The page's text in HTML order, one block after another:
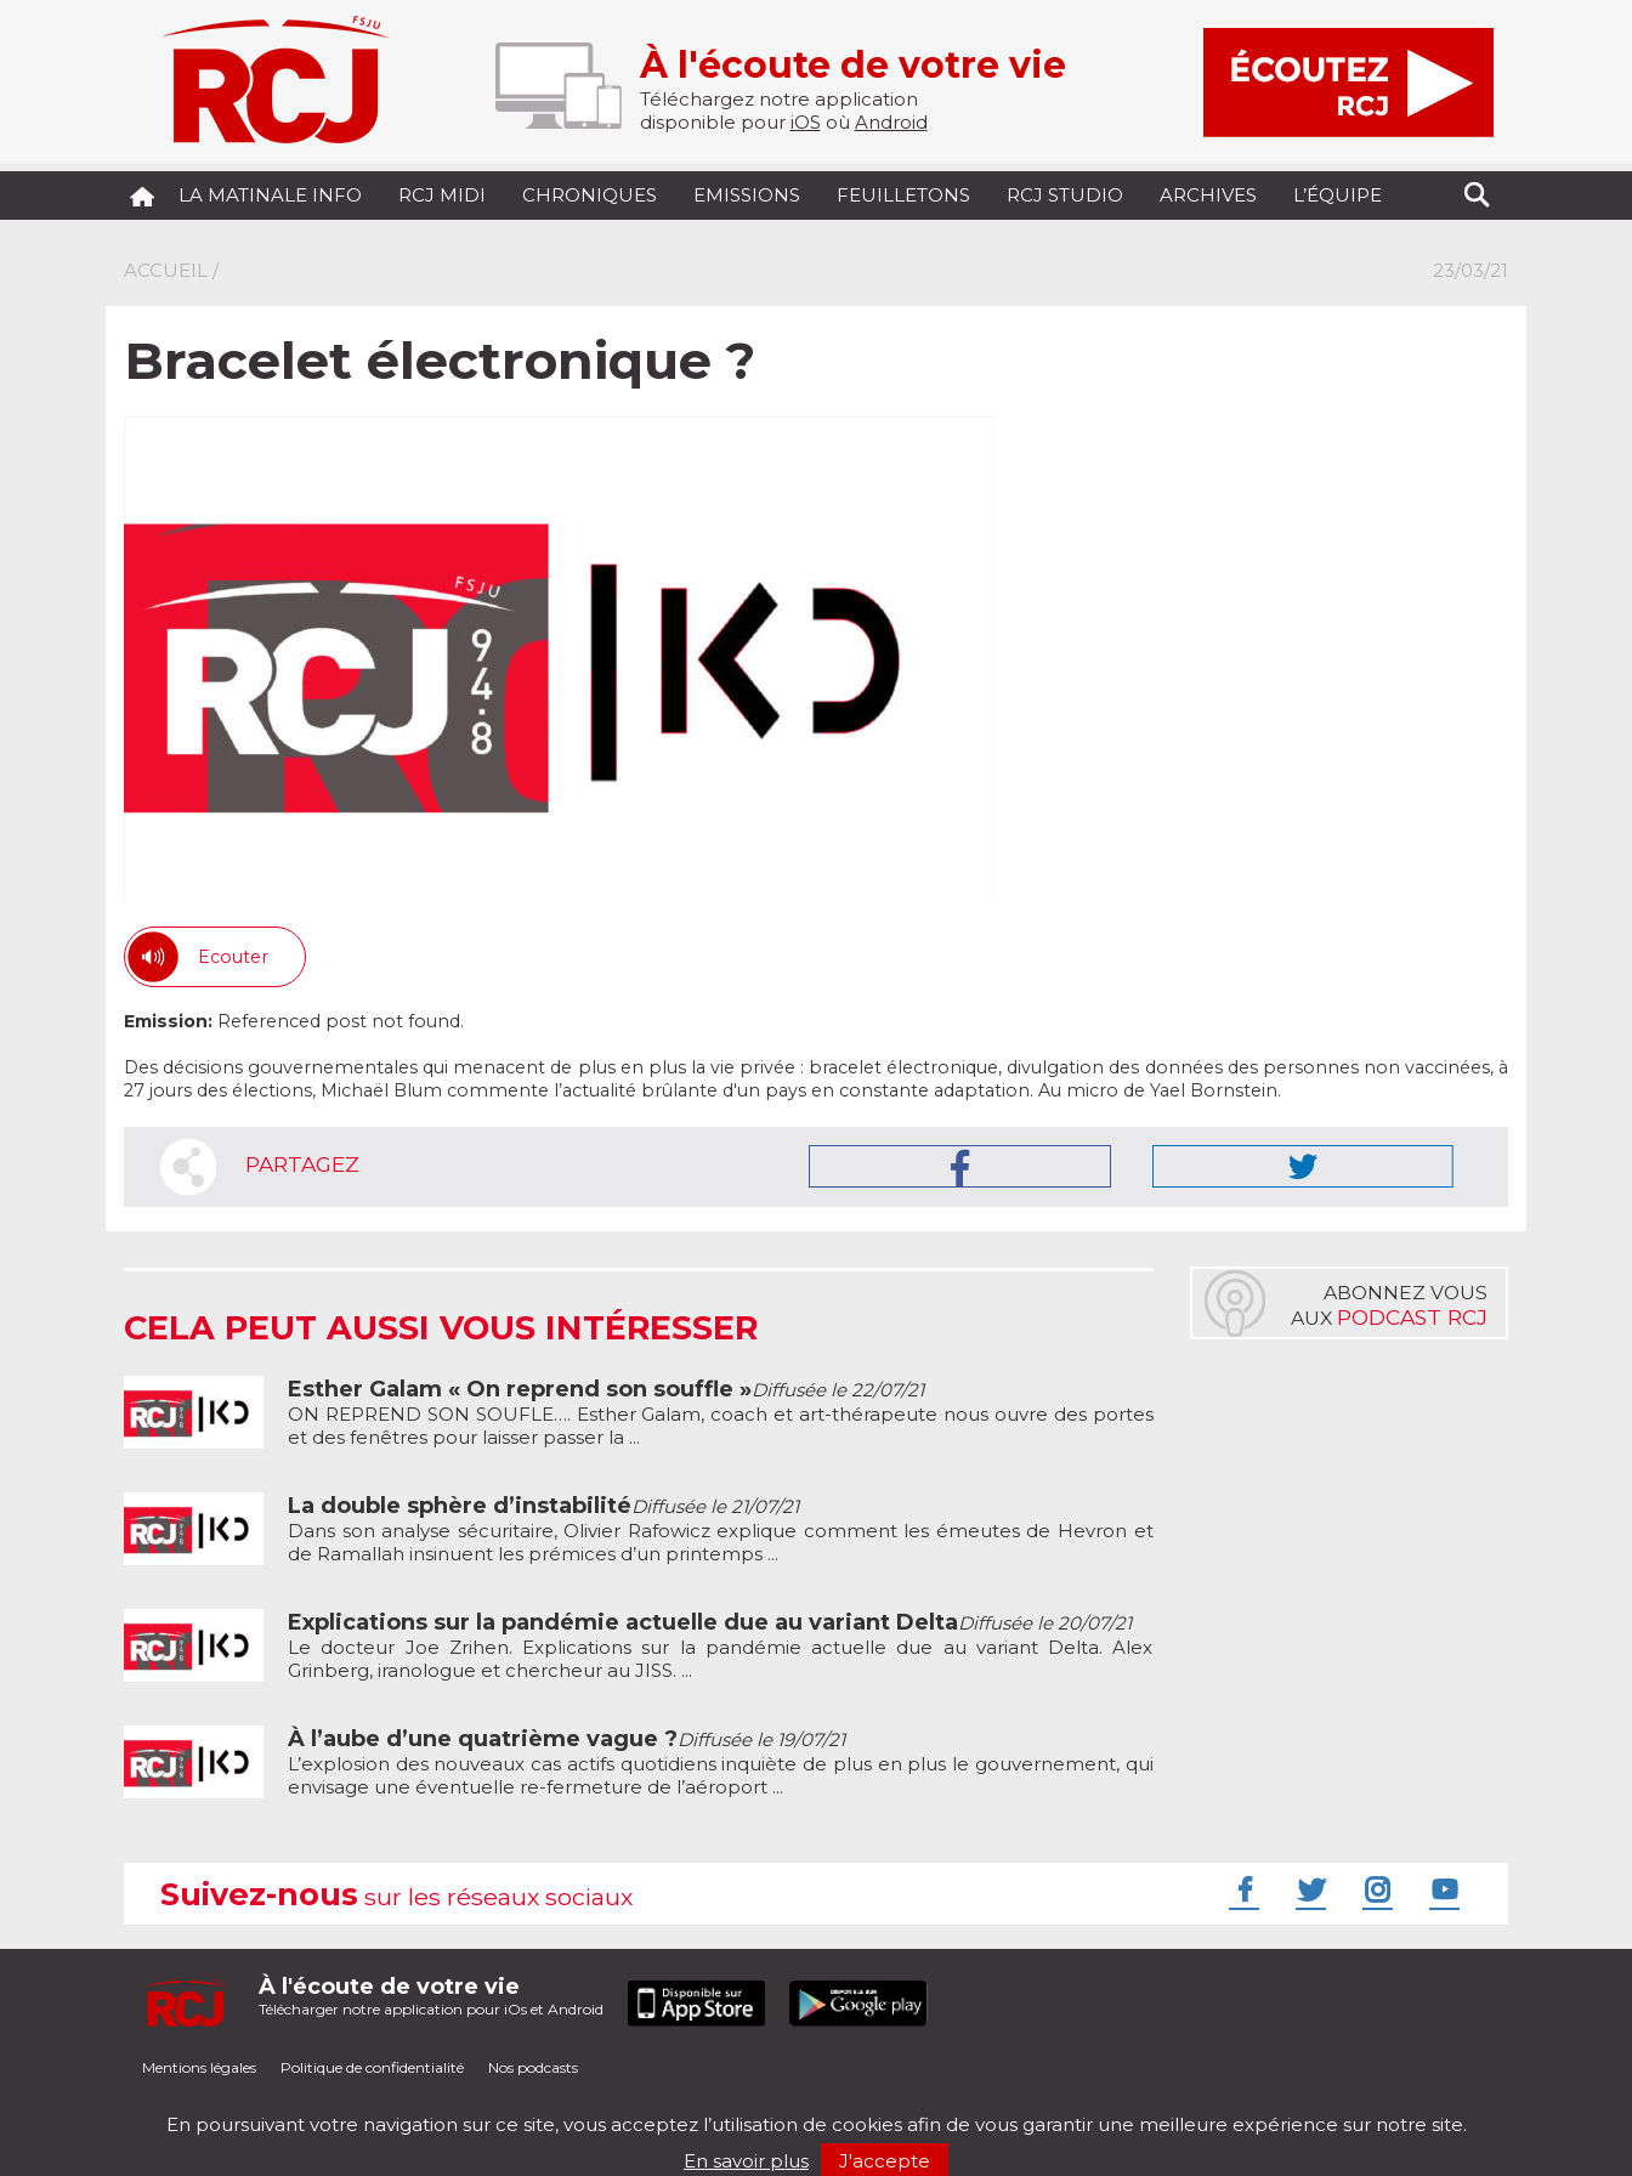
À l'écoute de votre vie
Téléchargez notre application
disponible pour iOS où Android
LA MATINALE INFO RCJ MIDI CHRONIQUES EMISSIONS FEUILLETONS RCJ STUDIO ARCHIVES L’ÉQUIPE
ACCUEIL / 23/03/21
Bracelet électronique ?
Ecouter
Emission: Referenced post not found.
Des décisions gouvernementales qui menacent de plus en plus la vie privée : bracelet électronique, divulgation des données des personnes non vaccinées, à
27 jours des élections, Michaël Blum commente l’actualité brûlante d'un pays en constante adaptation. Au micro de Yael Bornstein.
PARTAGEZ
CELA PEUT AUSSI VOUS INTÉRESSER
Esther Galam « On reprend son souffle »Diffusée le 22/07/21
ON REPREND SON SOUFLE…. Esther Galam, coach et art-thérapeute nous ouvre des portes
et des fenêtres pour laisser passer la ...
La double sphère d’instabilitéDiffusée le 21/07/21
Dans son analyse sécuritaire, Olivier Rafowicz explique comment les émeutes de Hevron et
de Ramallah insinuent les prémices d’un printemps ...
Explications sur la pandémie actuelle due au variant DeltaDiffusée le 20/07/21
Le docteur Joe Zrihen. Explications sur la pandémie actuelle due au variant Delta. Alex
Grinberg, iranologue et chercheur au JISS. ...
À l’aube d’une quatrième vague ?Diffusée le 19/07/21
L’explosion des nouveaux cas actifs quotidiens inquiète de plus en plus le gouvernement, qui
envisage une éventuelle re-fermeture de l’aéroport ...
ABONNEZ VOUS
AUX PODCAST RCJ
Suivez-nous sur les réseaux sociaux
À l'écoute de votre vie
Télécharger notre application pour iOs et Android
Mentions légales Politique de confidentialité Nos podcasts
En poursuivant votre navigation sur ce site, vous acceptez l’utilisation de cookies afin de vous garantir une meilleure expérience sur notre site.
En savoir plus
J'accepte